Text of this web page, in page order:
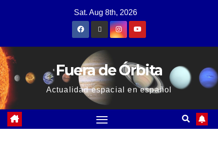
Sat. Aug 8th, 2026
Fuera de Órbita
Actualidad espacial en español